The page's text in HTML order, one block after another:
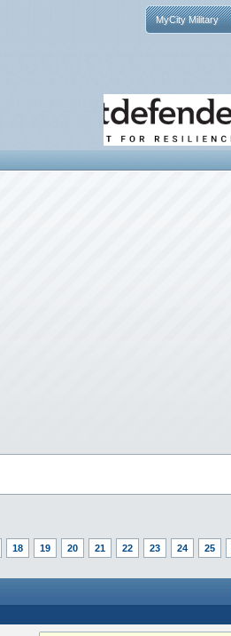
MyCity Military
18 19 20 21 22 23 24 25